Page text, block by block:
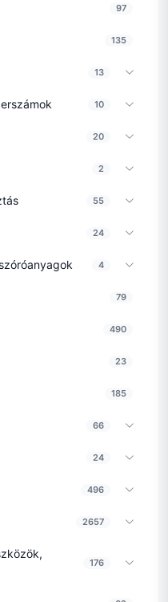
97
135
13
10
20
2
55
24
4
79
490
23
185
66
24
496
2657
176